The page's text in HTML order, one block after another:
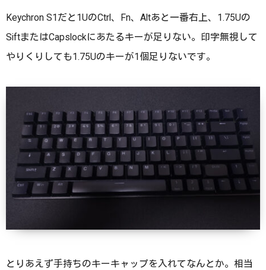
Keychron S1だと1UのCtrl、Fn、Altあと一番右上、1.75Uの
SiftまたはCapslockにあたるキーが足りない。印字無視して
やりくりしても1.75Uのキーが1個足りないです。
とりあえず手持ちのキーキャップを入れてなんとか。相当